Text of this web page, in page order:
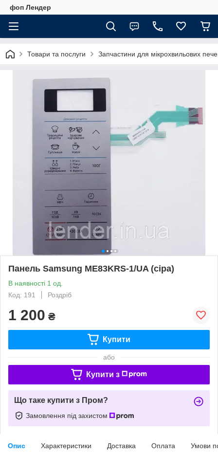
фоп Лендер
Товари та послуги Запчастини для мікрохвильових
Панель Samsung ME83KRS-1/UA (сіра)
В наявності 1 од.
Код: 191
Роздріб
1 200 ₴
Купити
або
Купити з
Що таке купити з Пром?
Замовлення під захистом
Опис Характеристики Доставка Оплата Умови